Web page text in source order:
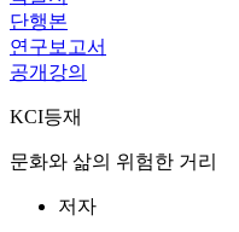
단행본
연구보고서
공개강의
KCI등재
문화와 삶의 위험한 거리
저자